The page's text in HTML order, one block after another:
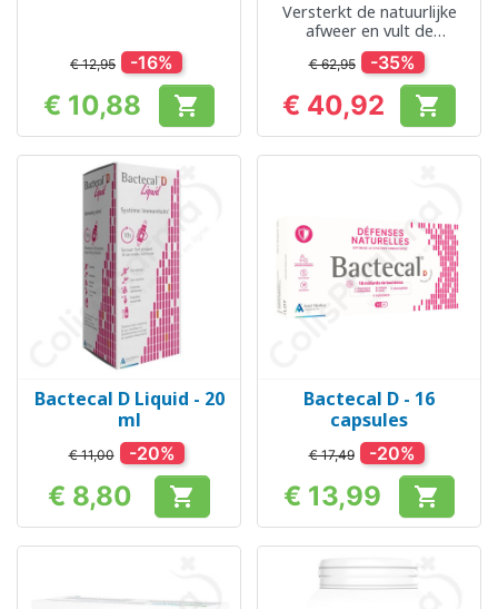
€ 12,95 -16%
Prijs
€ 10,88 
Versterkt de natuurlijke
afweer en vult de
darmflora aan
€ 62,95 -35%
Prijs
€ 40,92 
Bactecal D Liquid - 20
ml
€ 11,00 -20%
Prijs
€ 8,80 
Bactecal D - 16
capsules
€ 17,49 -20%
Prijs
€ 13,99 